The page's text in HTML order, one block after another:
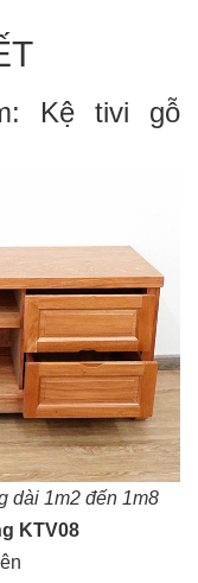
Kệ tivi gỗ
dài 1m2 đến 1m8
KTV08